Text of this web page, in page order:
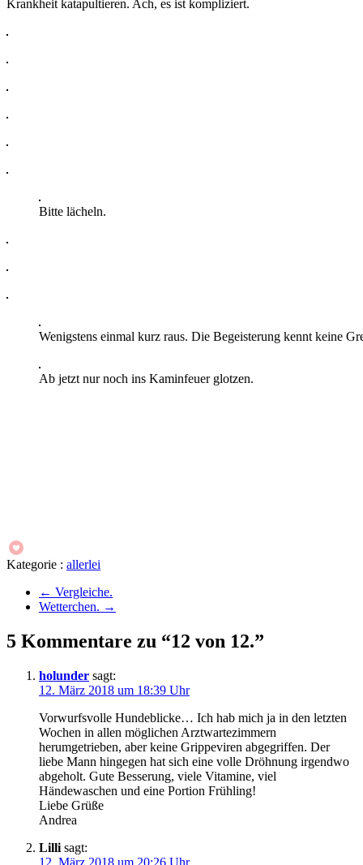
Krankheit katapultieren. Ach, es ist kompliziert.
Bitte lächeln.
Wenigstens einmal kurz raus. Die Begeisterung kennt keine
Ab jetzt nur noch ins Kaminfeuer glotzen.
Kategorie : allerlei
← Vergleiche.
Wetterchen. →
5 Kommentare zu “12 von 12.”
holunder sagt:
12. März 2018 um 18:39 Uhr
Vorwurfsvolle Hundeblicke… Ich hab mich ja in den letzten
Wochen in allen möglichen Arztwartezimmern
herumgetrieben, aber keine Grippeviren abgegriffen. Der
liebe Mann hingegen hat sich eine volle Dröhnung irgendwo
abgeholt. Gute Besserung, viele Vitamine, viel
Händewaschen und eine Portion Frühling!
Liebe Grüße
Andrea
Lilli sagt:
12. März 2018 um 20:26 Uhr